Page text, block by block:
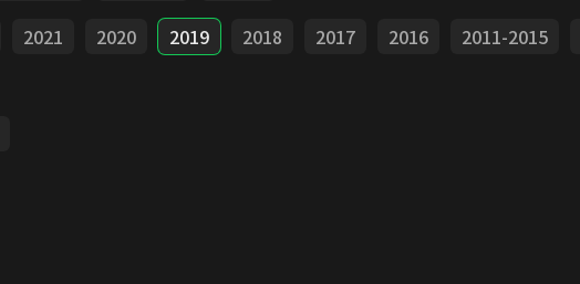
2021 2020 2019 2018 2017 2016 2011-2015